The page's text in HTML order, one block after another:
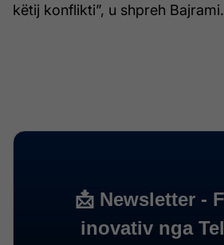
këtij konflikti”, u shpreh Bajrami.